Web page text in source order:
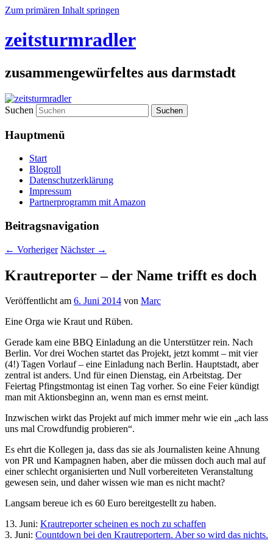
Zum primären Inhalt springen
zeitsturmradler
zusammengewürfeltes aus darmstadt
Suchen
Hauptmenü
Start
Blogroll
Datenschutzerklärung
Impressum
Partnerprogramm mit Amazon
Beitragsnavigation
← Vorheriger Nächster →
Krautreporter – der Name trifft es doch
Veröffentlicht am 6. Juni 2014 von Marc
Eine Orga wie Kraut und Rüben.
Gerade kam eine BBQ Einladung an die Unterstützer rein. Nach
Berlin. Vor drei Wochen startet das Projekt, jetzt kommt – mit vier
(4!) Tagen Vorlauf – eine Einladung nach Berlin. Hauptstadt, aber
zentral ist anders. Und für einen Dienstag, ein Arbeitstag. Der
Feiertag Pfingstmontag ist einen Tag vorher. So eine Feier kündigt
man mit Aktionsbeginn an, wenn man es ernst meint.
Inzwischen wirkt das Projekt auf mich immer mehr wie ein „ach lass
uns mal Crowdfundig probieren“.
Es ehrt die Kollegen ja, dass das sie als Journalisten keine Ahnung
von PR und Kampagnen haben, aber die müssen doch auch mal auf
einer schlecht organisierten und Null vorbereiteten Veranstaltung
gewesen sein, und daher wissen wie man es nicht macht?
Langsam bereue ich es 60 Euro bereitgestellt zu haben.
13. Juni: Krautreporter scheinen es noch zu schaffen
3. Juni: Countdown bei den Krautreportern. Aber so wird das nichts.